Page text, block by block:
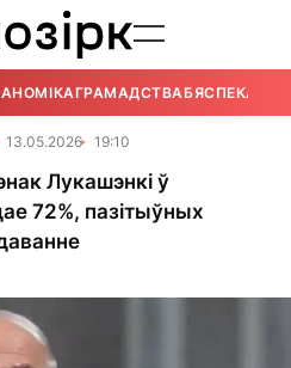
ГРАМАДСТВАБЯСПЕКА
13.05.2026 19:10
Лукашэнкі ў
72%, пазітыўных